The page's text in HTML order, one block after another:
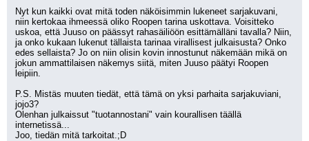
Nyt kun kaikki ovat mitä toden näköisimmin lukeneet sarjakuvani,
niin kertokaa ihmeessä oliko Roopen tarina uskottava. Voisitteko
uskoa, että Juuso on päässyt rahasäiliöön esittämälläni tavalla? Niin,
ja onko kukaan lukenut tällaista tarinaa virallisest julkaisusta? Onko
edes sellaista? Jo on niin olisin kovin innostunut näkemään mikä on
jokun ammattilaisen näkemys siitä, miten Juuso päätyi Roopen
leipiin.
P.S. Mistäs muuten tiedät, että tämä on yksi parhaita sarjakuviani,
jojo3?
Olenhan julkaissut "tuotannostani" vain kourallisen täällä
internetissä...
Joo, tiedän mitä tarkoitat.;D